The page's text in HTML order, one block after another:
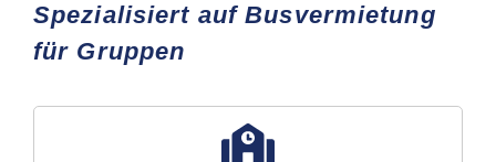
Spezialisiert auf Busvermietung
für Gruppen